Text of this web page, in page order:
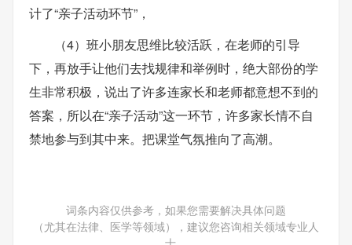
计了“亲子活动环节”，
（4）班小朋友思维比较活跃，在老师的引导
下，再放手让他们去找规律和举例时，绝大部份的学
生非常积极，说出了许多连家长和老师都意想不到的
答案，所以在“亲子活动”这一环节，许多家长情不自
禁地参与到其中来。把课堂气氛推向了高潮。
词条内容仅供参考，如果您需要解决具体问题
（尤其在法律、医学等领域），建议您咨询相关领域专业人